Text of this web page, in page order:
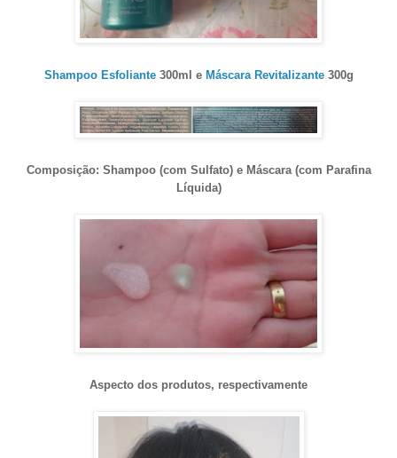
Shampoo Esfoliante300ml e Máscara Revitalizante300g
Composição: Shampoo (com Sulfato) e Máscara (com Parafina
Líquida)
Aspecto dos produtos, respectivamente